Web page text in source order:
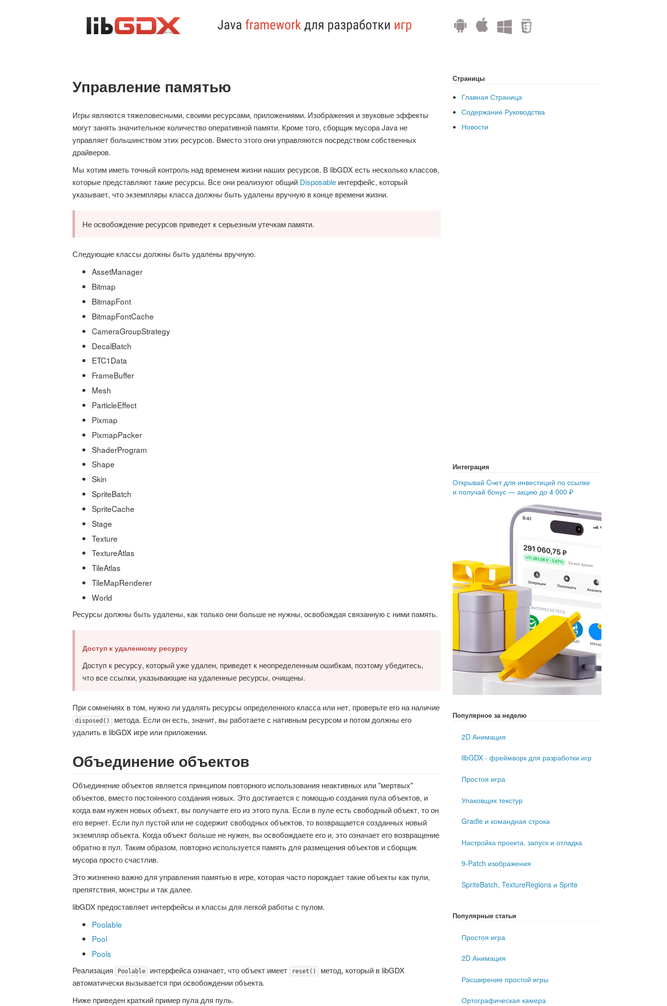
Управление памятью
Игры являются тяжеловесными, своими ресурсами, приложениями. Изображения и звуковые эффекты
могут занять значительное количество оперативной памяти. Кроме того, сборщик мусора Java не
управляет большинством этих ресурсов. Вместо этого они управляются посредством собственных
драйверов.
Мы хотим иметь точный контроль над временем жизни наших ресурсов. В libGDX есть несколько классов,
которые представляют такие ресурсы. Все они реализуют общий Disposable интерфейс, который
указывает, что экземпляры класса должны быть удалены вручную в конце времени жизни.
Не освобождение ресурсов приведет к серьезным утечкам памяти.
Следующие классы должны быть удалены вручную.
AssetManager
Bitmap
BitmapFont
BitmapFontCache
CameraGroupStrategy
DecalBatch
ETC1Data
FrameBuffer
Mesh
ParticleEffect
Pixmap
PixmapPacker
ShaderProgram
Shape
Skin
SpriteBatch
SpriteCache
Stage
Texture
TextureAtlas
TileAtlas
TileMapRenderer
World
Ресурсы должны быть удалены, как только они больше не нужны, освобождая связанную с ними память.
Доступ к удаленному ресурсу
Доступ к ресурсу, который уже удален, приведет к неопределенным ошибкам, поэтому убедитесь,
что все ссылки, указывающие на удаленные ресурсы, очищены.
При сомнениях в том, нужно ли удалять ресурсы определенного класса или нет, проверьте его на наличие
disposed()
метода. Если он есть, значит, вы работаете с нативным ресурсом и потом должны его
удалить в libGDX игре или приложении.
Объединение объектов
Объединение объектов является принципом повторного использования неактивных или "мертвых"
объектов, вместо постоянного создания новых. Это достигается с помощью создания пула объектов, и
когда вам нужен новых объект, вы получаете его из этого пула. Если в пуле есть свободный объект, то он
его вернет. Если пул пустой или не содержит свободных объектов, то возвращается созданных новый
экземпляр объекта. Когда объект больше не нужен, вы освобождаете его и, это означает его возвращение
обратно в пул. Таким образом, повторно используется память для размещения объектов и сборщик
мусора просто счастлив.
Это жизненно важно для управления памятью в игре, которая часто порождает такие объекты как пули,
препятствия, монстры и так далее.
libGDX предоставляет интерфейсы и классы для легкой работы с пулом.
Poolable
Pool
Pools
Реализация Poolable интерфейса означает, что объект имеет reset()
метод, который в libGDX
автоматически вызывается при освобождении объекта.
Ниже приведен краткий пример пула для пуль.
Страницы
Главная Страница
Содержание Руководства
Новости
Интеграция
Открывай Cчет для инвестиций по ссылке
и получай бонус — акцию до 4 000 ₽
Популярное за неделю
2D Анимация
libGDX - фреймворк для разработки игр
Простоя игра
Упаковщик текстур
Gradle и командная строка
Настройка проекта, запуск и отладка
9-Patch изображения
SpriteBatch, TextureRegions и Sprite
Популярные статьи
Простоя игра
2D Анимация
Расширение простой игры
Ортографическая камера